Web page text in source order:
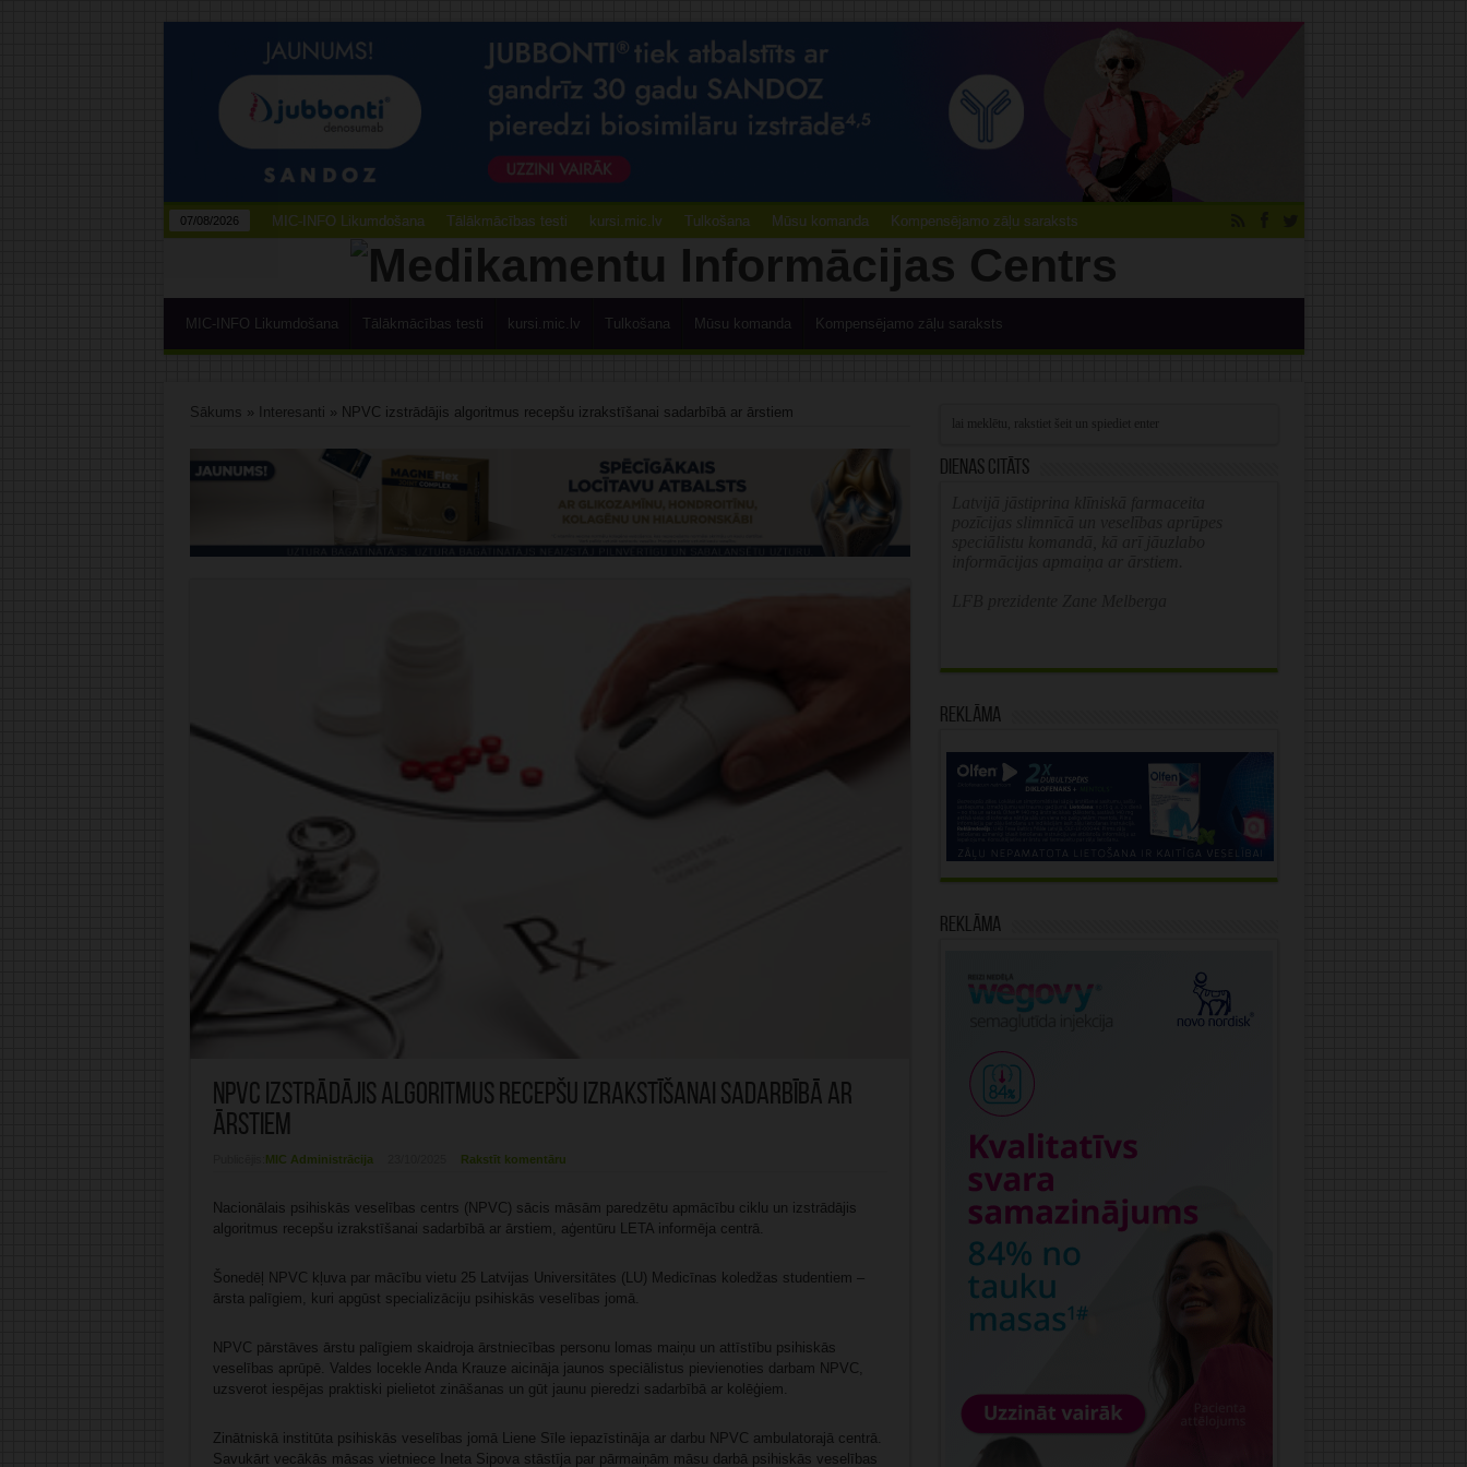
07/08/2026 MIC-INFO Likumdošana Tālākmācības testi kursi.mic.lv Tulkošana Mūsu komanda Kompensējamo zāļu saraksts
MIC-INFO Likumdošana Tālākmācības testi kursi.mic.lv Tulkošana Mūsu komanda Kompensējamo zāļu saraksts
Sākums » Interesanti » NPVC izstrādājis algoritmus recepšu izrakstīšanai sadarbībā ar ārstiem
NPVC izstrādājis algoritmus recepšu izrakstīšanai sadarbībā ar
ārstiem
MIC Administrācija Rakstīt komentāru
Nacionālais psihiskās veselības centrs (NPVC) sācis māsām paredzētu apmācību ciklu un izstrādājis
algoritmus recepšu izrakstīšanai sadarbībā ar ārstiem, aģentūru LETA informēja centrā.
Šonedēļ NPVC kļuva par mācību vietu 25 Latvijas Universitātes (LU) Medicīnas koledžas studentiem –
ārsta palīgiem, kuri apgūst specializāciju psihiskās veselības jomā.
NPVC pārstāves ārstu palīgiem skaidroja ārstniecības personu lomas maiņu un attīstību psihiskās
veselības aprūpē. Valdes locekle Anda Krauze aicināja jaunos speciālistus pievienoties darbam NPVC,
uzsverot iespējas praktiski pielietot zināšanas un gūt jaunu pieredzi sadarbībā ar kolēģiem.
Zinātniskā institūta psihiskās veselības jomā Liene Sīle iepazīstināja ar darbu NPVC ambulatorajā centrā.
Savukārt vecākās māsas vietniece Ineta Sipova stāstīja par pārmaiņām māsu darbā psihiskās veselības
Dienas citāts
Reklāma
Reklāma